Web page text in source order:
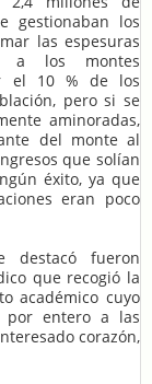
gestionaban los
las espesuras
a los montes
el 10 % de los
pero si se
aminoradas,
del monte al
que solían
éxito, ya que
eran poco
destacó fueron
que recogió la
académico cuyo
por entero a las
corazón,